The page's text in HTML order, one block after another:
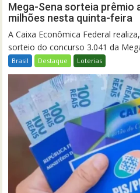
Mega-Sena sorteia prêmio
milhões nesta quinta-feira
A Caixa Econômica Federal
sorteio do concurso 3.041 da
Brasil Destaque Loterias